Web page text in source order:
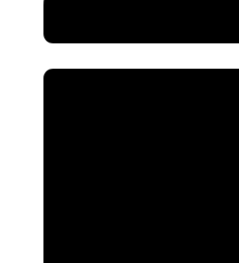
migrar de uma oferta de “produtos”
qualidade, produtos de síntese